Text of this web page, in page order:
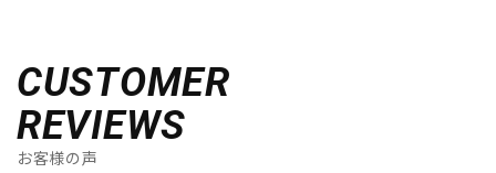
CUSTOMER
REVIEWS
お客様の声